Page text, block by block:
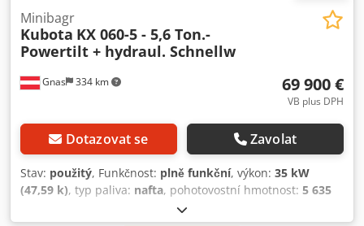
Gnas 334 km
Minibagr
Kubota KX 060-5 - 5,6 Ton.-
Powertilt + hydraul. Schnellw
69 900 €
VB plus DPH
Dotazovat se Zavolat
Stav: použitý, Funkčnost: plně funkční, výkon: 35 kW
(47,59 k), typ paliva: nafta, pohotovostní hmotnost: 5 635
, provozní hodiny: